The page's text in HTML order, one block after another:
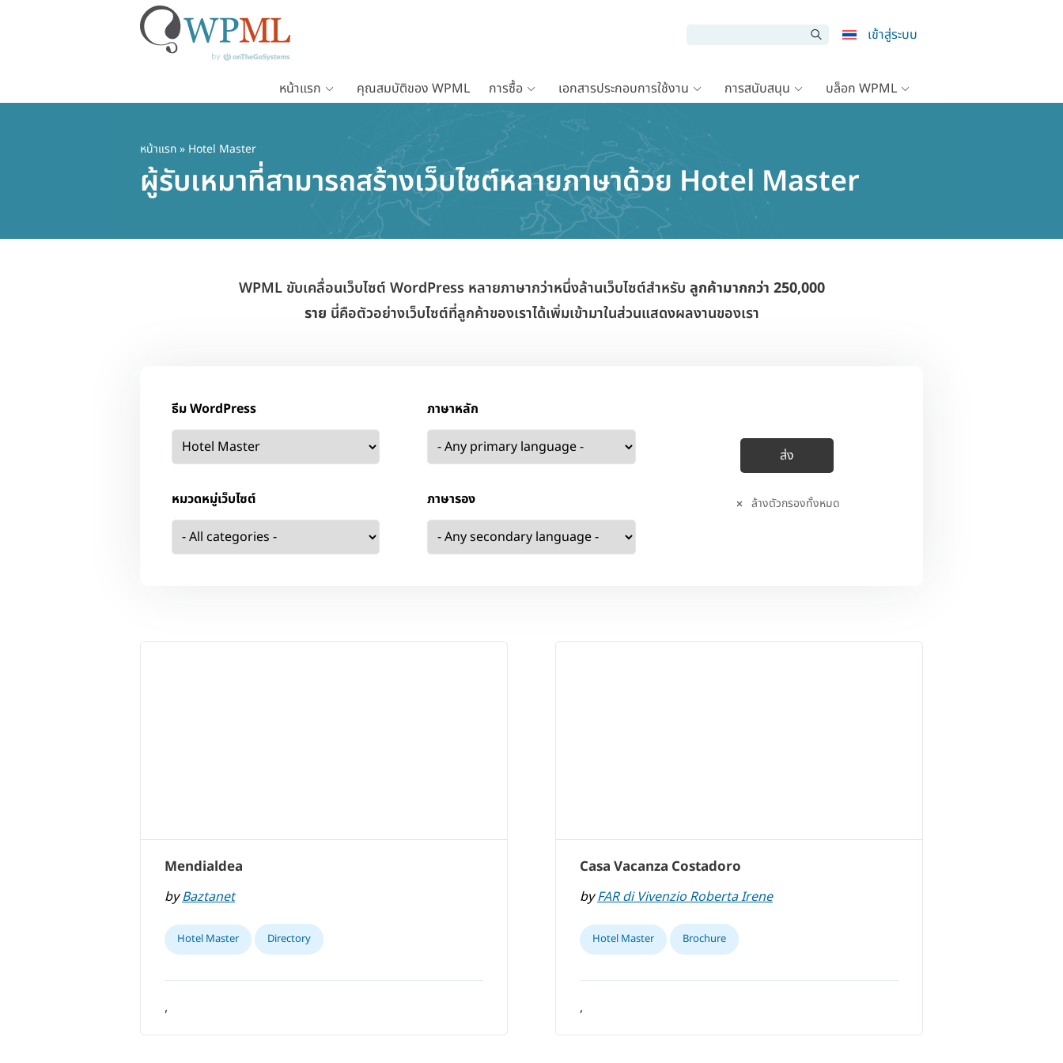
เข้าสู่ระบบ
หน้าแรก คุณสมบัติของ WPML การซื้อ เอกสารประกอบการใช้งาน การสนับสนุน บล็อก WPML
หน้าแรก» Hotel Master
ผู้รับเหมาที่สามารถสร้างเว็บไซต์หลายภาษาด้วย Hotel Master
WPML ขับเคลื่อนเว็บไซต์ WordPress หลายภาษากว่าหนึ่งล้านเว็บไซต์สำหรับ ลูกค้ามากกว่า 250,000
ราย นี่คือตัวอย่างเว็บไซต์ที่ลูกค้าของเราได้เพิ่มเข้ามาในส่วนแสดงผลงานของเรา
ธีม WordPress
หมวดหมู่เว็บไซต์
ภาษาหลัก
ภาษารอง ล้างตัวกรองทั้งหมด
Mendialdea
byBaztanet
Hotel Master Directory
,
Casa Vacanza Costadoro
byFAR di Vivenzio Roberta Irene
Hotel Master Brochure
,